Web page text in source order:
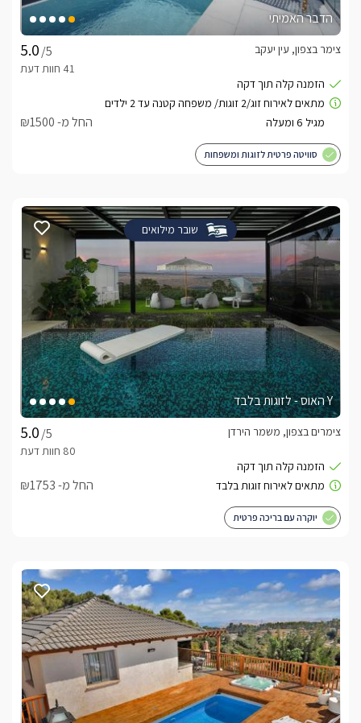
הדבר האמיתי
/5
צימר בצפון, עין יעקב
החל מ- ₪1500
סוויטה פרטית לזוגות ומשפחות
שובר מילואים
Y האוס - לזוגות בלבד
/5
צימרים בצפון, משמר הירדן
החל מ- ₪1753
יוקרה עם בריכה פרטית